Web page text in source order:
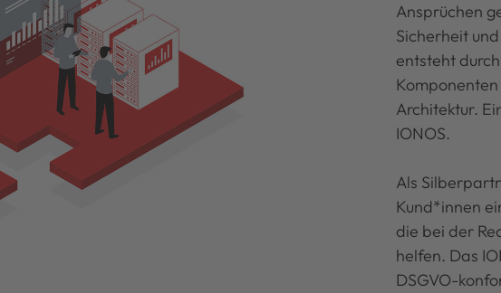
Ansprüchen
Sicherheit
entsteht
Architektur.
IONOS.
Als
Kund*innen
die bei der
helfen. Das
DSGVO-